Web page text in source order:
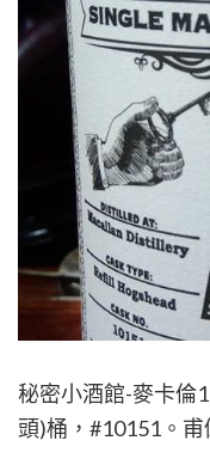
秘密小酒館-麥卡倫
頭)桶，#10151。